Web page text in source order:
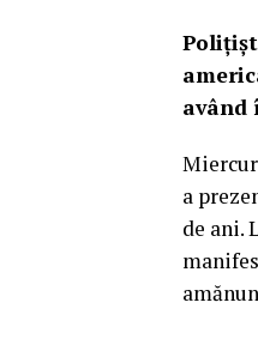
având
a
de ani.